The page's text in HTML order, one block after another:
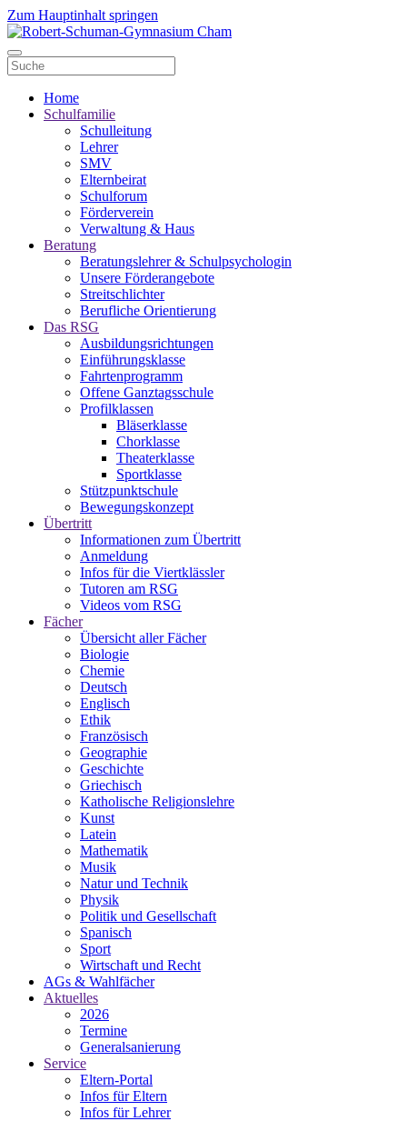
Zum Hauptinhalt springen
Home
Schulfamilie
Schulleitung
Lehrer
SMV
Elternbeirat
Schulforum
Förderverein
Verwaltung & Haus
Beratung
Beratungslehrer & Schulpsychologin
Unsere Förderangebote
Streitschlichter
Berufliche Orientierung
Das RSG
Ausbildungsrichtungen
Einführungsklasse
Fahrtenprogramm
Offene Ganztagsschule
Profilklassen
Bläserklasse
Chorklasse
Theaterklasse
Sportklasse
Stützpunktschule
Bewegungskonzept
Übertritt
Informationen zum Übertritt
Anmeldung
Infos für die Viertklässler
Tutoren am RSG
Videos vom RSG
Fächer
Übersicht aller Fächer
Biologie
Chemie
Deutsch
Englisch
Ethik
Französisch
Geographie
Geschichte
Griechisch
Katholische Religionslehre
Kunst
Latein
Mathematik
Musik
Natur und Technik
Physik
Politik und Gesellschaft
Spanisch
Sport
Wirtschaft und Recht
AGs & Wahlfächer
Aktuelles
2026
Termine
Generalsanierung
Service
Eltern-Portal
Infos für Eltern
Infos für Lehrer